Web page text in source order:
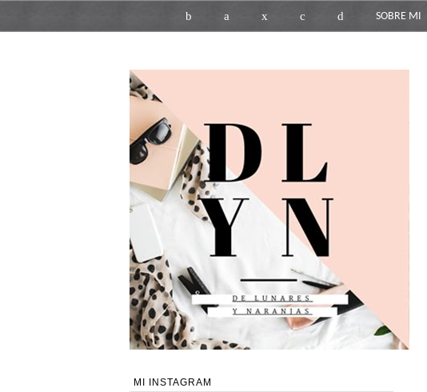
b a x c d SOBRE MI
MI INSTAGRAM